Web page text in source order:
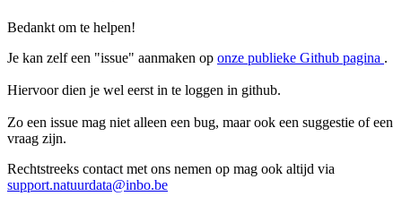
Bedankt om te helpen!
Je kan zelf een "issue" aanmaken op onze publieke Github pagina .
Hiervoor dien je wel eerst in te loggen in github.
Zo een issue mag niet alleen een bug, maar ook een suggestie of een
Rechtstreeks contact met ons nemen op mag ook altijd via
support.natuurdata@inbo.be